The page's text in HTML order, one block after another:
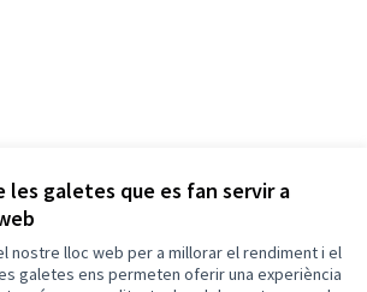
les galetes que es fan servir a
nostre lloc web per a millorar el rendiment i el
galetes ens permeten oferir una experiència
a Facebook
Comú a Instagram
En Comú a YouTube